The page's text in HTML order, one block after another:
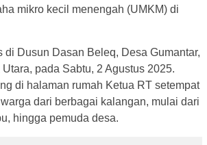
mikro kecil menengah (UMKM) di
di Dusun Dasan Beleq, Desa Gumantar,
pada Sabtu, 2 Agustus 2025.
di halaman rumah Ketua RT setempat
dari berbagai kalangan, mulai dari
hingga pemuda desa.